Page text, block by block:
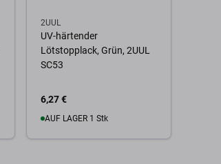
2UUL
UV-härtender
Lötstopplack, Grün, 2UUL
SC53
6,27 €
AUF LAGER 1 Stk